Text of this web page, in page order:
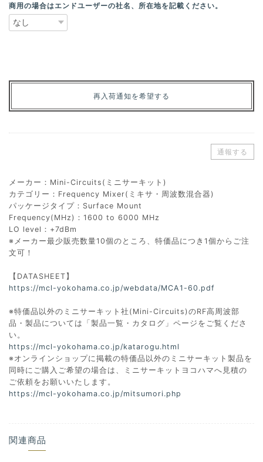
商用の場合はエンドユーザーの社名、所在地を記載ください。
再入荷通知を希望する
通報する
メーカー：Mini-Circuits(ミニサーキット)
カテゴリー：Frequency Mixer(ミキサ・周波数混合器)
パッケージタイプ：Surface Mount
Frequency(MHz)：1600 to 6000 MHz
LO level：+7dBm
※メーカー最少販売数量10個のところ、特価品につき1個からご注
文可！
【DATASHEET】
https://mcl-yokohama.co.jp/webdata/MCA1-60.pdf
※特価品以外のミニサーキット社(Mini-Circuits)のRF高周波部
品・製品については「製品一覧・カタログ」ページをご覧くださ
い。
https://mcl-yokohama.co.jp/katarogu.html
※オンラインショップに掲載の特価品以外のミニサーキット製品を
同時にご購入ご希望の場合は、ミニサーキットヨコハマへ見積の
ご依頼をお願いいたします。
https://mcl-yokohama.co.jp/mitsumori.php
関連商品